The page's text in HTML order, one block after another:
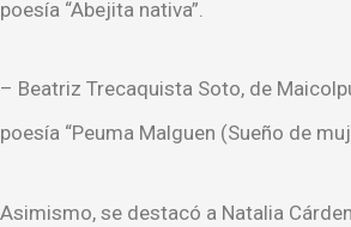
poesía “Abejita nativa”.
– Beatriz Trecaquista Soto, de
poesía “Peuma Malguen (Sueño de
Asimismo, se destacó a Natalia